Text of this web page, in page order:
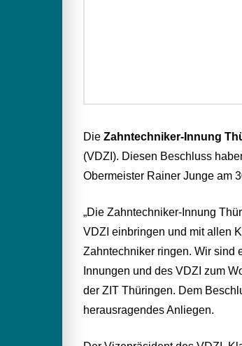
DieZahntechniker-Innung
(VDZI). Diesen Beschluss
Obermeister Rainer Junge am
„Die Zahntechniker-Innung
VDZI einbringen und mit allen
Zahntechniker ringen. Wir sind
Innungen und des VDZI zum
der ZIT Thüringen. Dem
herausragendes Anliegen.